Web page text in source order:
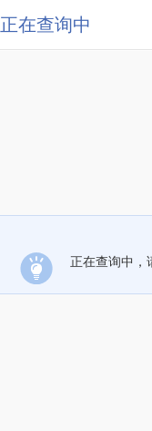
正在查询中
正在查询中，